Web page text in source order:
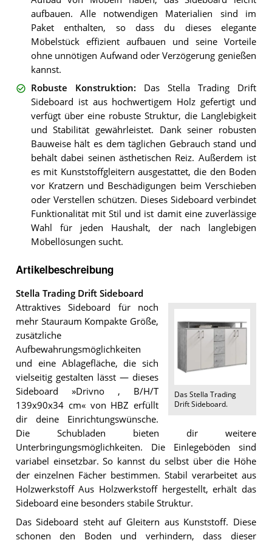
aufbauen. Alle notwendigen Materialien sind im
Paket enthalten, so dass du dieses elegante
Möbelstück effizient aufbauen und seine Vorteile
ohne unnötigen Aufwand oder Verzögerung genießen
kannst.
Robuste Konstruktion: Das Stella Trading Drift
Sideboard ist aus hochwertigem Holz gefertigt und
verfügt über eine robuste Struktur, die Langlebigkeit
und Stabilität gewährleistet. Dank seiner robusten
Bauweise hält es dem täglichen Gebrauch stand und
behält dabei seinen ästhetischen Reiz. Außerdem ist
es mit Kunststoffgleitern ausgestattet, die den Boden
vor Kratzern und Beschädigungen beim Verschieben
oder Verstellen schützen. Dieses Sideboard verbindet
Funktionalität mit Stil und ist damit eine zuverlässige
Wahl für jeden Haushalt, der nach langlebigen
Möbellösungen sucht.
Artikelbeschreibung
Stella Trading Drift Sideboard
Das Stella Trading
Drift Sideboard.
Attraktives Sideboard für noch
mehr Stauraum Kompakte Größe,
zusätzliche
Aufbewahrungsmöglichkeiten
und eine Ablagefläche, die sich
vielseitig gestalten lässt — dieses
Sideboard »Drivno , B/H/T
139x90x34 cm« von HBZ erfüllt
dir deine Einrichtungswünsche.
Die Schubladen bieten dir weitere
Unterbringungsmöglichkeiten. Die Einlegeböden sind
variabel einsetzbar. So kannst du selbst über die Höhe
der einzelnen Fächer bestimmen. Stabil verarbeitet aus
Holzwerkstoff Aus Holzwerkstoff hergestellt, erhält das
Sideboard eine besonders stabile Struktur.
Das Sideboard steht auf Gleitern aus Kunststoff. Diese
schonen den Boden und verhindern, dass dieser